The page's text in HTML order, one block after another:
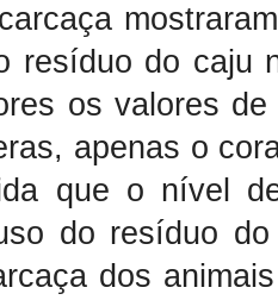
resíduo do caju
os valores
apenas o
que o nível
do resíduo
dos